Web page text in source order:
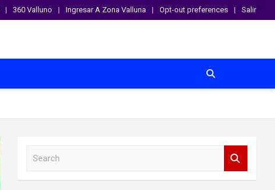
360 Valluno Ingresar A Zona Valluna Opt-out preferences Salir